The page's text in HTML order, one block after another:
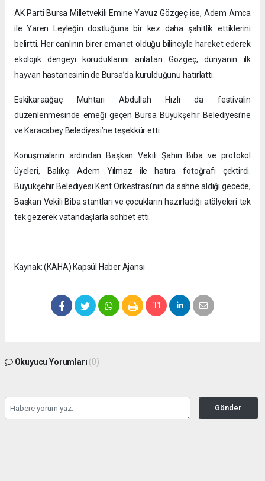
AK Parti Bursa Milletvekili Emine Yavuz Gözgeç ise, Adem Amca
ile Yaren Leyleğin dostluğuna bir kez daha şahitlik ettiklerini
belirtti. Her canlının birer emanet olduğu bilinciyle hareket ederek
ekolojik dengeyi koruduklarını anlatan Gözgeç, dünyanın ilk
hayvan hastanesinin de Bursa’da kurulduğunu hatırlattı.
Eskikaraağaç Muhtarı Abdullah Hızlı da festivalin
düzenlenmesinde emeği geçen Bursa Büyükşehir Belediyesi’ne
ve Karacabey Belediyesi’ne teşekkür etti.
Konuşmaların ardından Başkan Vekili Şahin Biba ve protokol
üyeleri, Balıkçı Adem Yılmaz ile hatıra fotoğrafı çektirdi.
Büyükşehir Belediyesi Kent Orkestrası’nın da sahne aldığı gecede,
Başkan Vekili Biba stantları ve çocukların hazırladığı atölyeleri tek
tek gezerek vatandaşlarla sohbet etti.
Kaynak: (KAHA) Kapsül Haber Ajansı
Okuyucu Yorumları (0)
Gönder